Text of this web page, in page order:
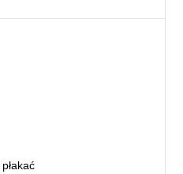
płakać